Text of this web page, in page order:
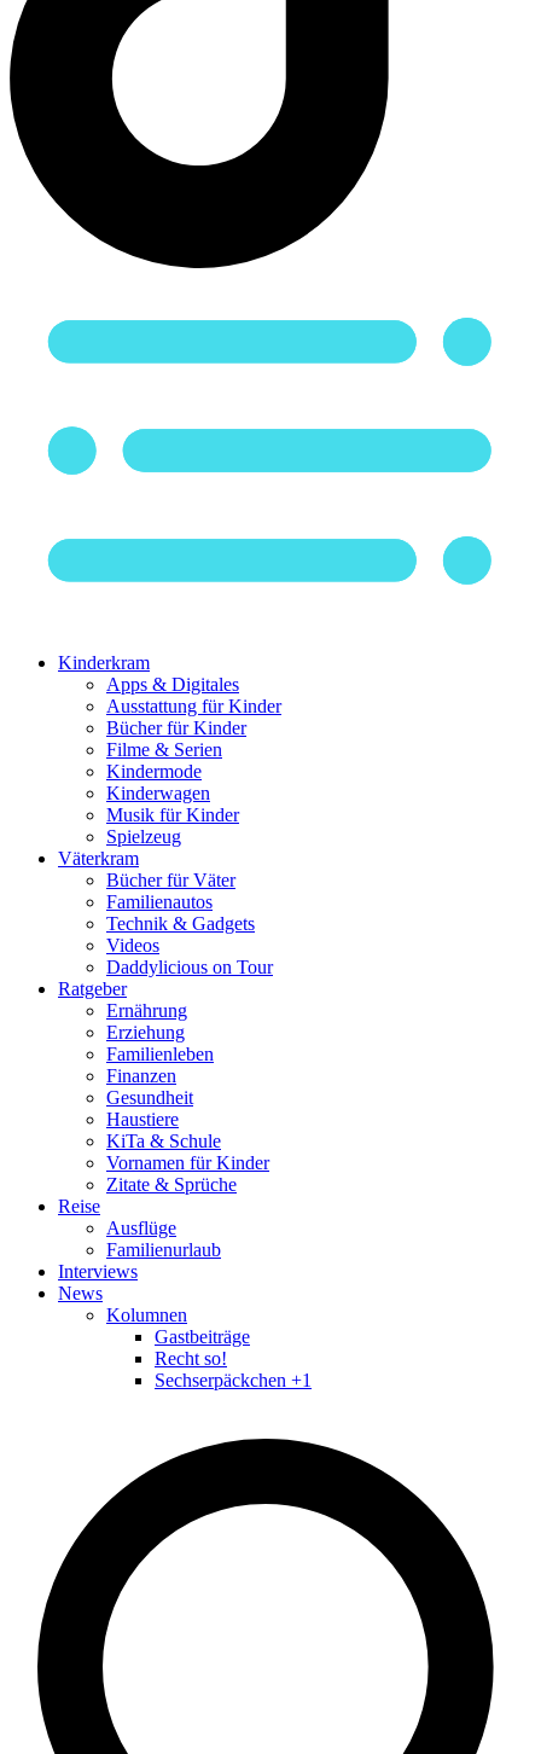
Kinderkram
Apps & Digitales
Ausstattung für Kinder
Bücher für Kinder
Filme & Serien
Kindermode
Kinderwagen
Musik für Kinder
Spielzeug
Väterkram
Bücher für Väter
Familienautos
Technik & Gadgets
Videos
Daddylicious on Tour
Ratgeber
Ernährung
Erziehung
Familienleben
Finanzen
Gesundheit
Haustiere
KiTa & Schule
Vornamen für Kinder
Zitate & Sprüche
Reise
Ausflüge
Familienurlaub
Interviews
News
Kolumnen
Gastbeiträge
Recht so!
Sechserpäckchen +1